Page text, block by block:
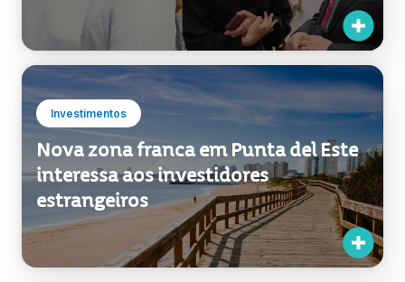
Investimentos
Nova zona franca em Punta del Este
interessa aos investidores
estrangeiros